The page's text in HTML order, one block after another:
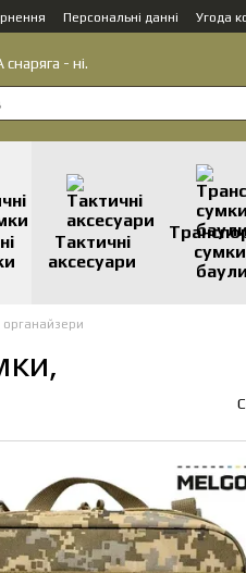
Персональні данні Угода
- ні.
Тактичні
аксесуари
баули
органайзери